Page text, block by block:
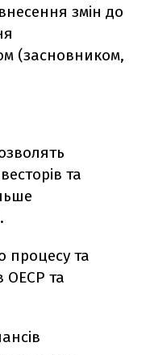
змін до
(засновником,
та
процесу та
ОЕСР та